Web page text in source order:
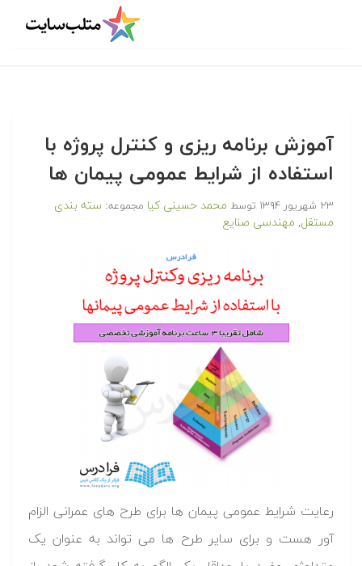
آموزش برنامه ریزی و کنترل پروژه با
استفاده از شرایط عمومی پیمان ها
۲۳ شهریور ۱۳۹۴ توسط محمد حسینی کیا مجموعه: سته بندی
مستقل, مهندسی صنایع
رعایت شرایط عمومی پیمان ها برای طرح های عمرانی الزام
آور هست و برای سایر طرح ها می تواند به عنوان یک